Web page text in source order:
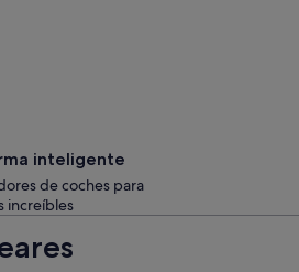
inteligente
de coches para
increíbles